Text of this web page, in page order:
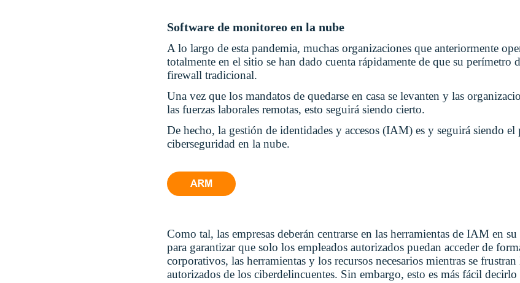
Software de monitoreo en la nube
A lo largo de esta pandemia, muchas organizaciones que anteriormente
totalmente en el sitio se han dado cuenta rápidamente de que su perímetro
firewall tradicional.
Una vez que los mandatos de quedarse en casa se levanten y las
las fuerzas laborales remotas, esto seguirá siendo cierto.
De hecho, la gestión de identidades y accesos (IAM) es y seguirá siendo
ciberseguridad en la nube.
Como tal, las empresas deberán centrarse en las herramientas de IAM en
para garantizar que solo los empleados autorizados puedan acceder de
corporativos, las herramientas y los recursos necesarios mientras se
autorizados de los ciberdelincuentes. Sin embargo, esto es más fácil decirlo